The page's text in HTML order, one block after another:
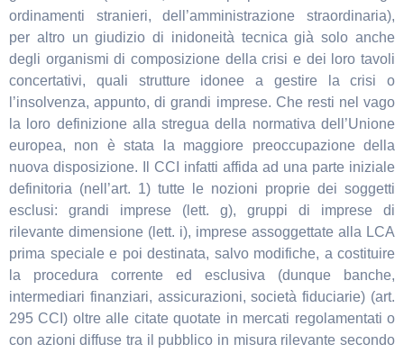
ordinamenti stranieri, dell’amministrazione straordinaria),
per altro un giudizio di inidoneità tecnica già solo anche
degli organismi di composizione della crisi e dei loro tavoli
concertativi, quali strutture idonee a gestire la crisi o
l’insolvenza, appunto, di grandi imprese. Che resti nel vago
la loro definizione alla stregua della normativa dell’Unione
europea, non è stata la maggiore preoccupazione della
nuova disposizione. Il CCI infatti affida ad una parte iniziale
definitoria (nell’art. 1) tutte le nozioni proprie dei soggetti
esclusi: grandi imprese (lett. g), gruppi di imprese di
rilevante dimensione (lett. i), imprese assoggettate alla LCA
prima speciale e poi destinata, salvo modifiche, a costituire
la procedura corrente ed esclusiva (dunque banche,
intermediari finanziari, assicurazioni, società fiduciarie) (art.
295 CCI) oltre alle citate quotate in mercati regolamentati o
con azioni diffuse tra il pubblico in misura rilevante secondo